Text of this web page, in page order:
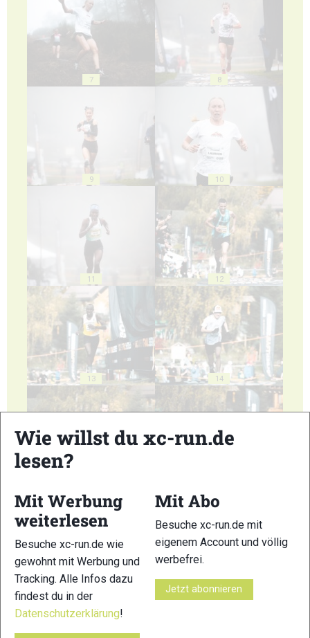
7 8
9 10
11 12
13 14
17 18
Wie willst du xc-run.de
lesen?
Mit Werbung
weiterlesen
Besuche xc-run.de wie
gewohnt mit Werbung und
Tracking. Alle Infos dazu
findest du in der
Datenschutzerklärung!
Mit Abo
Besuche xc-run.de mit
eigenem Account und völlig
werbefrei.
Jetzt abonnieren